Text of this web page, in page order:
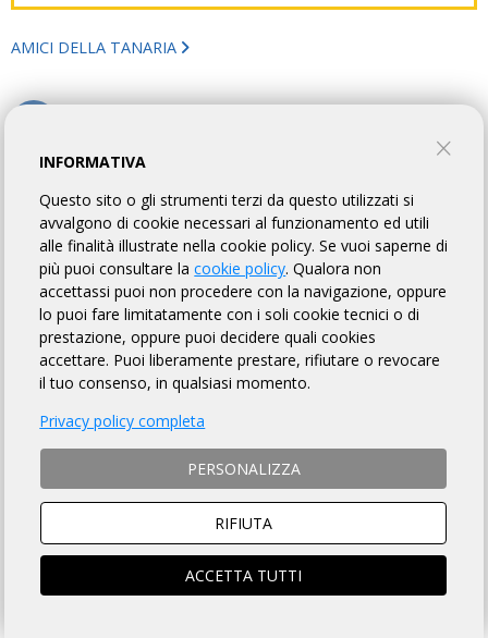
AMICI DELLA TANARIA
REGISTRATION FORM
ITALIANO
HOW TO REGISTER
HOW TO PAY THE FEE
NON-REGISTERED CYCLISTS ARE NOT ALLOWED TO
ENTER
Read info here
ISCRIZIONI CHIUSE
INFORMATIVA
Questo sito o gli strumenti terzi da questo utilizzati si
avvalgono di cookie necessari al funzionamento ed utili
alle finalità illustrate nella cookie policy. Se vuoi saperne di
più puoi consultare lacookie policy. Qualora non
accettassi puoi non procedere con la navigazione, oppure
lo puoi fare limitatamente con i soli cookie tecnici o di
prestazione, oppure puoi decidere quali cookies
accettare. Puoi liberamente prestare, rifiutare o revocare
il tuo consenso, in qualsiasi momento.
Privacy policy completa
PERSONALIZZA
RIFIUTA
ACCETTA TUTTI